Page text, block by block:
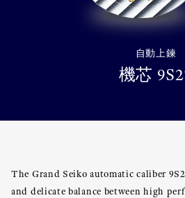
自動上鍊
機芯
The Grand Seiko automatic caliber
and delicate balance between high